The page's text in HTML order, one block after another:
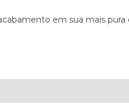
em sua mais pura